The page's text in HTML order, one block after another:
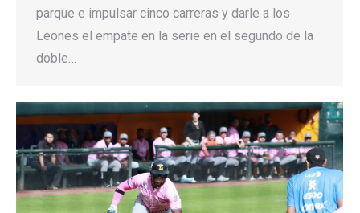
parque e impulsar cinco carreras y darle a los
Leones el empate en la serie en el segundo de la
doble…